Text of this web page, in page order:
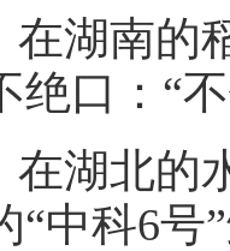
在湖南的
绝口：“
在湖北的
“中科6号